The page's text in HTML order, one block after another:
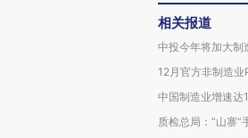
相关报道
中投今年将加大制
12月官方非制造业
中国制造业增速达
质检总局：“山寨”